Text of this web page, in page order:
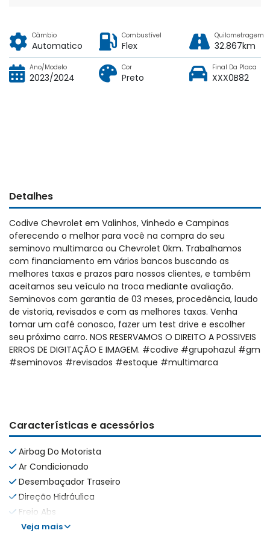
Câmbio
Automatico
Combustível
Flex
Quilometragem
32.867km
Ano/Modelo
2023/2024
Cor
Preto
Final Da Placa
XXX0B82
Detalhes
Codive Chevrolet em Valinhos, Vinhedo e Campinas
oferecendo o melhor para você na compra do seu
seminovo multimarca ou Chevrolet 0km. Trabalhamos
com financiamento em vários bancos buscando as
melhores taxas e prazos para nossos clientes, e também
aceitamos seu veículo na troca mediante avaliação.
Seminovos com garantia de 03 meses, procedência, laudo
de vistoria, revisados e com as melhores taxas. Venha
tomar um café conosco, fazer um test drive e escolher
seu próximo carro. NOS RESERVAMOS O DIREITO A POSSIVEIS
ERROS DE DIGITAÇÃO E IMAGEM. #codive #grupohazul #gm
#seminovos #revisados #estoque #multimarca
Características e acessórios
Airbag Do Motorista
Ar Condicionado
Desembaçador Traseiro
Direção Hidráulica
Freio Abs
Veja mais